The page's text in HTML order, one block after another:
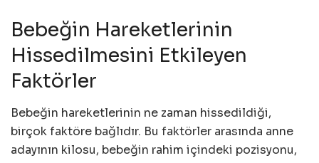
Bebeğin Hareketlerinin
Hissedilmesini Etkileyen
Faktörler
Bebeğin hareketlerinin ne zaman hissedildiği,
birçok faktöre bağlıdır. Bu faktörler arasında anne
adayının kilosu, bebeğin rahim içindeki pozisyonu,